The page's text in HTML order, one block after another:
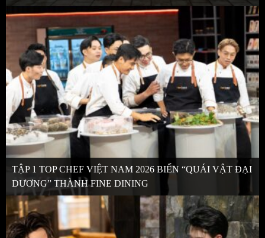
TẬP 1 TOP CHEF VIỆT NAM 2026 BIẾN “QUÁI VẬT ĐẠI
DƯƠNG” THÀNH FINE DINING